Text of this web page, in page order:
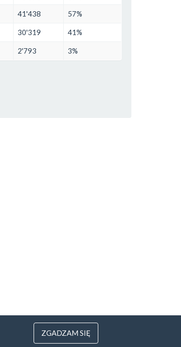
41'438 57%
30'319 41%
2'793 3%
ZGADZAM SIĘ